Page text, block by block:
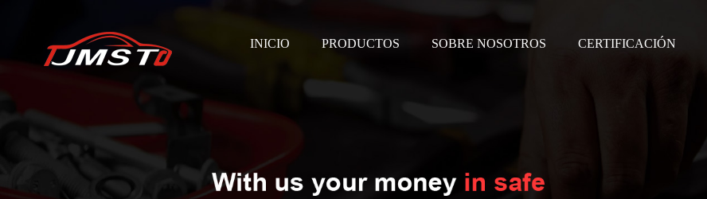
INICIO PRODUCTOS SOBRE NOSOTROS CERTIFICACIÓN